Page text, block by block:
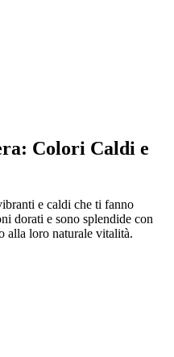
: Colori Caldi e
e caldi che ti fanno
dorati e sono splendide con
alla loro naturale vitalità.